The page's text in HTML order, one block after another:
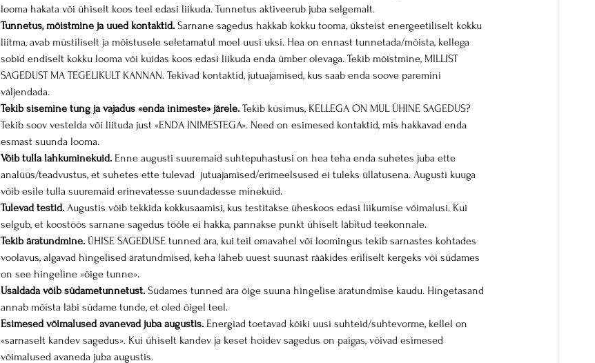
looma hakata või ühiselt koos teel edasi liikuda. Tunnetus aktiveerub juba selgemalt.
Tunnetus, mõistmine ja uued kontaktid. Sarnane sagedus hakkab kokku tooma, üksteist energeetiliselt kokku
liitma, avab müstiliselt ja mõistusele seletamatul moel uusi uksi. Hea on ennast tunnetada/mõista, kellega
sobid endiselt kokku looma või kuidas koos edasi liikuda enda ümber olevaga. Tekib mõistmine, MILLIST
SAGEDUST MA TEGELIKULT KANNAN. Tekivad kontaktid, jutuajamised, kus saab enda soove paremini
väljendada.
Tekib sisemine tung ja vajadus «enda inimeste» järele. Tekib küsimus, KELLEGA ON MUL ÜHINE SAGEDUS?
Tekib soov vestelda või liituda just «ENDA INIMESTEGA». Need on esimesed kontaktid, mis hakkavad enda
esmast suunda looma.
Võib tulla lahkuminekuid. Enne augusti suuremaid suhtepuhastusi on hea teha enda suhetes juba ette
analüüs/teadvustus, et suhetes ette tulevad  jutuajamised/erimeelsused ei tuleks üllatusena. Augusti kuuga
võib esile tulla suuremaid erinevatesse suundadesse minekuid.
Tulevad testid. Augustis võib tekkida kokkusaamisi, kus testitakse üheskoos edasi liikumise võimalusi. Kui
selgub, et koostöös sarnane sagedus tööle ei hakka, pannakse punkt ühiselt läbitud teekonnale.
Tekib äratundmine. ÜHISE SAGEDUSE tunned ära, kui teil omavahel või loomingus tekib sarnastes kohtades
voolavus, algavad hingelised äratundmised, keha läheb uuest suunast rääkides eriliselt kergeks või südames
on see hingeline «õige tunne».
Usaldada võib südametunnetust. Südames tunned ära õige suuna hingelise äratundmise kaudu. Hingetasand
annab mõista läbi südame tunde, et oled õigel teel.
Esimesed võimalused avanevad juba augustis. Energiad toetavad kõiki uusi suhteid/suhtevorme, kellel on
«sarnaselt kandev sagedus». Kui ühiselt kandev ja keset hoidev sagedus on paigas, võivad esimesed
võimalused avaneda juba augustis.